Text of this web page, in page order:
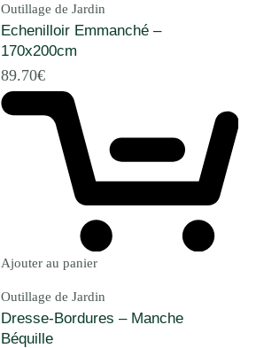
Outillage de Jardin
Echenilloir Emmanché –
170x200cm
89.70€
Ajouter au panier
Outillage de Jardin
Dresse-Bordures – Manche
Béquille